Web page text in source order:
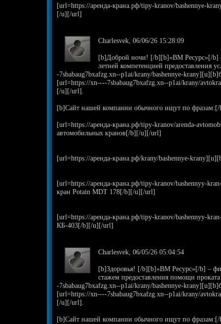
[url=https://аренда-крана.рф/tipy-kranov/bashennye-
[/u][/url]
Charlesvek, 06/06/26 15:28:09
[b]Доброй ночи! [/b][b]«ВМ Ресурс»[/b]
летней компетенцией предоставления
-7sbabaug7bxafzg.xn--p1ai/krany/bashennye-
[url=https://xn----7sbabaug7bxafzg.xn--p1ai/krany/
[/u][/url].
[b]Сайт нашей компании обычного ищут по
[url=https://аренда-крана.рф/tipy-kranov/arenda-
автомобильных кранов[/b][/u][/url]
[url=https://аренда-крана.рф/krany/bashennye-
[url=https://аренда-крана.рф/tipy-kranov/bashennyy-
кран Potain MDT 178[/b][/u][/url]
[url=https://аренда-крана.рф/tipy-kranov/bashennyy-
КБ-403[/b][/u][/url]
Charlesvek, 06/05/26 05:04:54
[b]Здоровья! [/b][b]«ВМ Ресурс»[/b] –
стажем предоставления помощи
-7sbabaug7bxafzg.xn--p1ai/krany/bashennye-
[url=https://xn----7sbabaug7bxafzg.xn--p1ai/krany/
[/u][/url].
[b]Сайт нашей компании обычного ищут по